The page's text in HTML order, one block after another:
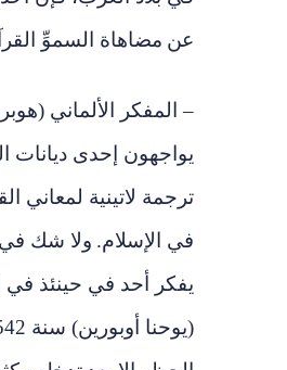
عن مضاهاة السموِّ
– المفكر الألماني
يواجهون إحدى ديانات
ترجمة لاتينية لمعاني
في الإسلام. ولا شك في
يفكر أحد في حينئذ في
(يوحنا أوبورين) سنة 1542م بطبع الترجمة